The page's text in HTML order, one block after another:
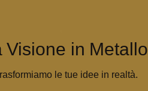
Visione in Metallo
le tue idee in realtà.